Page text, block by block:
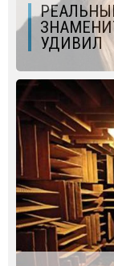
УДИВИЛ